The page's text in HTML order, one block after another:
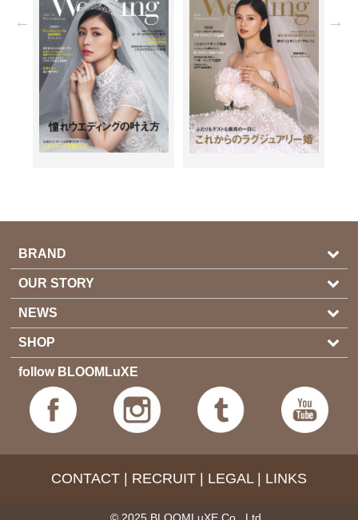
BRAND
OUR STORY
NEWS
SHOP
follow BLOOMLuXE
CONTACT RECRUIT LEGAL| LINKS
© 2025 BLOOMLuXE Co., Ltd.